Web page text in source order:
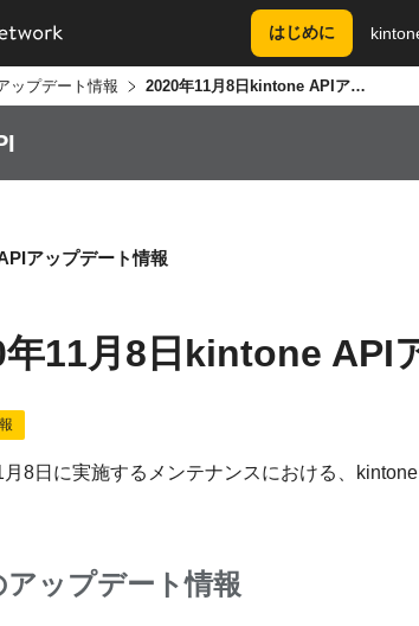
はじめに
ップデート情報 2020年11月8日kintone APIアップデート情報
アップデート情報
年11月8日kintone API
8日に実施するメンテナンスにおける、
アップデート情報